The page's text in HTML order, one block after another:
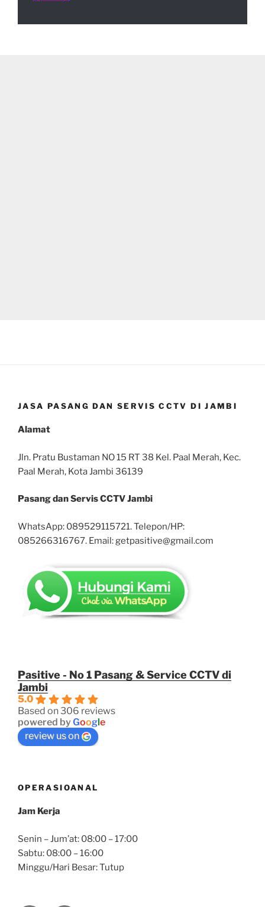
JASA PASANG DAN SERVIS CCTV DI JAMBI
Alamat
Jln. Pratu Bustaman NO 15 RT 38 Kel. Paal Merah, Kec.
Paal Merah, Kota Jambi 36139
Pasang dan Servis CCTV Jambi
WhatsApp: 089529115721. Telepon/HP:
085266316767. Email: getpasitive@gmail.com
Pasitive - No 1 Pasang & Service CCTV di
Jambi
5.0
Based on 306 reviews
powered byGoogle
review us on
OPERASIOANAL
Jam Kerja
Senin – Jum’at: 08:00 – 17:00
Sabtu: 08:00 – 16:00
Minggu/Hari Besar: Tutup